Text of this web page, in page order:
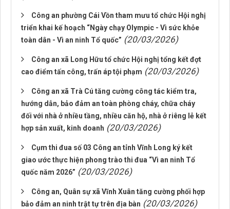
Công an phường Cái Vồn tham mưu tổ chức Hội nghị
triển khai kế hoạch “Ngày chạy Olympic - Vì sức khỏe
toàn dân - Vì an ninh Tổ quốc” (20/03/2026)
Công an xã Long Hữu tổ chức Hội nghị tổng kết đợt
cao điểm tấn công, trấn áp tội phạm (20/03/2026)
Công an xã Trà Cú tăng cường công tác kiểm tra,
hướng dẫn, bảo đảm an toàn phòng cháy, chữa cháy
đối với nhà ở nhiều tầng, nhiều căn hộ, nhà ở riêng lẻ kết
hợp sản xuất, kinh doanh (20/03/2026)
Cụm thi đua số 03 Công an tỉnh Vĩnh Long ký kết
giao ước thực hiện phong trào thi đua “Vì an ninh Tổ
quốc năm 2026” (20/03/2026)
Công an, Quân sự xã Vĩnh Xuân tăng cường phối hợp
bảo đảm an ninh trật tự trên địa bàn (20/03/2026)